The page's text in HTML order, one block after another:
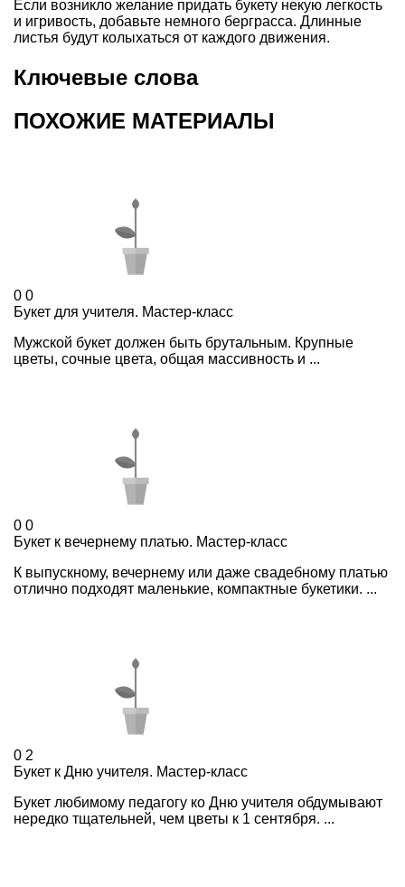
Если возникло желание придать букету некую легкость
и игривость, добавьте немного берграсса. Длинные
листья будут колыхаться от каждого движения.
Ключевые слова
ПОХОЖИЕ МАТЕРИАЛЫ
0 0
Букет для учителя. Мастер-класс
Мужской букет должен быть брутальным. Крупные
цветы, сочные цвета, общая массивность и ...
0 0
Букет к вечернему платью. Мастер-класс
К выпускному, вечернему или даже свадебному платью
отлично подходят маленькие, компактные букетики. ...
0 2
Букет к Дню учителя. Мастер-класс
Букет любимому педагогу ко Дню учителя обдумывают
нередко тщательней, чем цветы к 1 сентября. ...